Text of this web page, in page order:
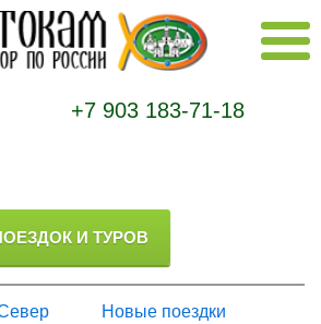
+7 903 183-71-18
И ТУРОВ
Новые поездки